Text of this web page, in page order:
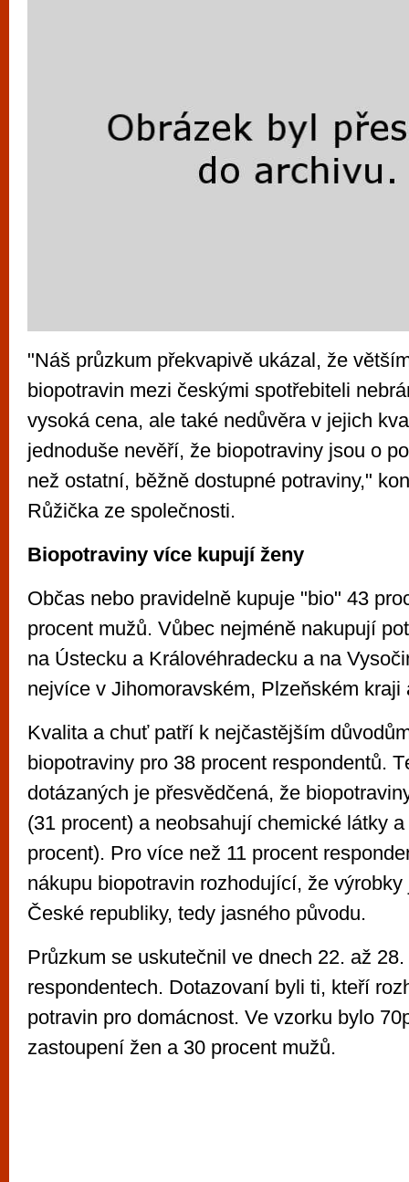
"Náš průzkum překvapivě ukázal, že
biopotravin mezi českými spotřebiteli
vysoká cena, ale také nedůvěra v jejich
jednoduše nevěří, že biopotraviny jsou o
než ostatní, běžně dostupné potraviny,"
Růžička ze společnosti.
Biopotraviny více kupují ženy
Občas nebo pravidelně kupuje "bio" 43
procent mužů. Vůbec nejméně nakupují
na Ústecku a Královéhradecku a na
nejvíce v Jihomoravském, Plzeňském kraji
Kvalita a chuť patří k nejčastějším
biopotraviny pro 38 procent respondentů.
dotázaných je přesvědčená, že
(31 procent) a neobsahují chemické látky
procent). Pro více než 11 procent
nákupu biopotravin rozhodující, že
České republiky, tedy jasného původu.
Průzkum se uskutečnil ve dnech 22. až
respondentech. Dotazovaní byli ti, kteří
potravin pro domácnost. Ve vzorku bylo
zastoupení žen a 30 procent mužů.